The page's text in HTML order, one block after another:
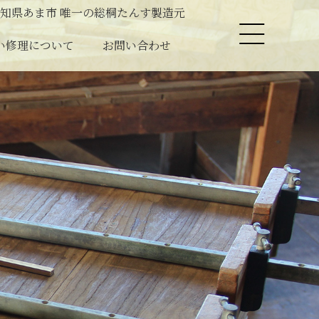
県あま市 唯一の総桐たんす製造元
修理について
お問い合わせ